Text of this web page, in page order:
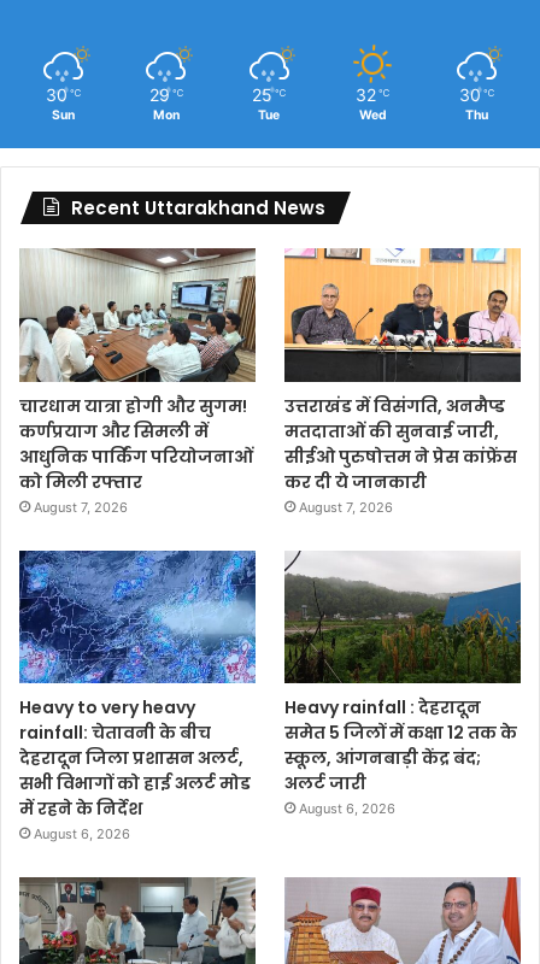
30 ℃
Sun
29 ℃
Mon
25 ℃
Tue
32 ℃
Wed
30 ℃
Thu
Recent Uttarakhand News
चारधाम यात्रा होगी और सुगम!
कर्णप्रयाग और सिमली में
आधुनिक पार्किंग परियोजनाओं
को मिली रफ्तार
August 7, 2026
उत्तराखंड में विसंगति, अनमैप्ड
मतदाताओं की सुनवाई जारी,
सीईओ पुरुषोत्तम ने प्रेस कांफ्रेंस
कर दी ये जानकारी
August 7, 2026
Heavy to very heavy
rainfall: चेतावनी के बीच
देहरादून जिला प्रशासन अलर्ट,
सभी विभागों को हाई अलर्ट मोड
में रहने के निर्देश
August 6, 2026
Heavy rainfall : देहरादून
समेत 5 जिलों में कक्षा 12 तक के
स्कूल, आंगनबाड़ी केंद्र बंद;
अलर्ट जारी
August 6, 2026